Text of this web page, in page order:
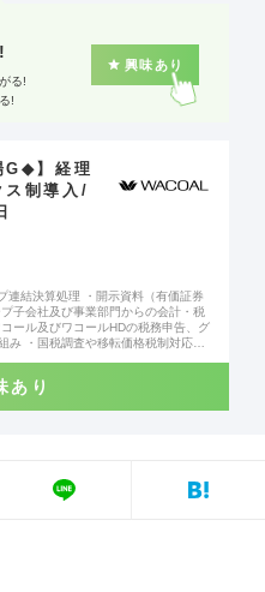
る!
!
興味あり
G◆】経理
ス制導入/
連結決算処理 ・開示資料（有価証券
子会社及び事業部門からの会計・税
ール及びワコールHDの税務申告、グ
み ・国税調査や移転価格税制対応な
あり